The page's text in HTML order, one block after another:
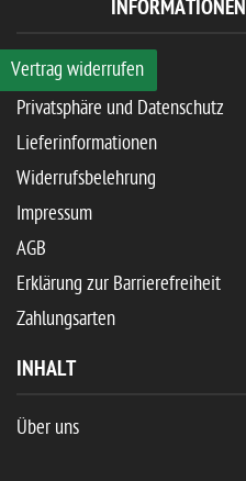
INFORMATIONEN
Vertrag widerrufen
Privatsphäre und Datenschutz
Lieferinformationen
Widerrufsbelehrung
Impressum
AGB
Erklärung zur Barrierefreiheit
Zahlungsarten
INHALT
Über uns